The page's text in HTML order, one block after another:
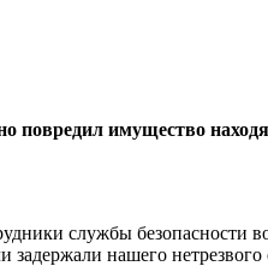
повредил имущество
службы безопасности
нашего